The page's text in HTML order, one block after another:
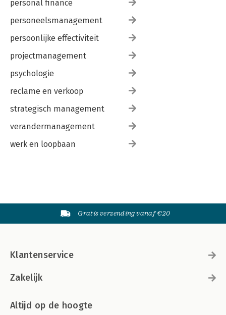
personal finance
personeelsmanagement
persoonlijke effectiviteit
projectmanagement
psychologie
reclame en verkoop
strategisch management
verandermanagement
werk en loopbaan
Gratis verzending vanaf €20
Klantenservice
Zakelijk
Altijd op de hoogte